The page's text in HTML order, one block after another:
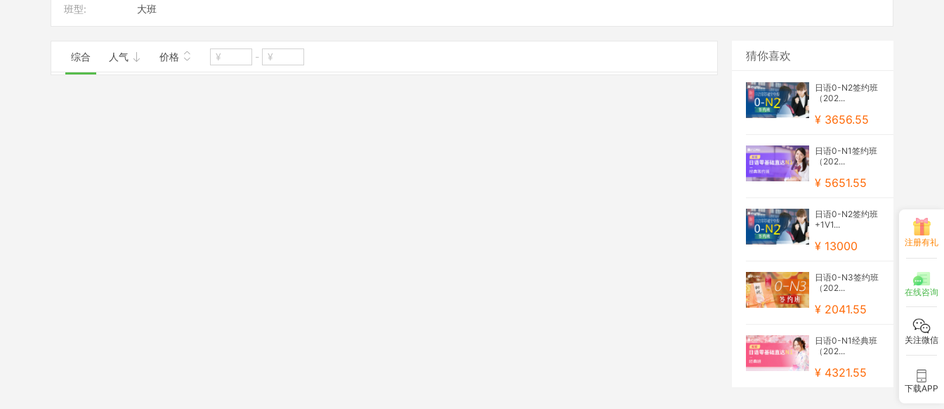
班型: 大班
综合 人气 价格 - 猜你喜欢
日语0-N2签约班
（202...
¥ 3656.55
日语0-N1签约班
（202...
¥ 5651.55
日语0-N2签约班
+1V1...
¥ 13000
日语0-N3签约班
（202...
¥ 2041.55
日语0-N1经典班
（202...
¥ 4321.55
注册有礼
在线咨询
关注微信
下载APP